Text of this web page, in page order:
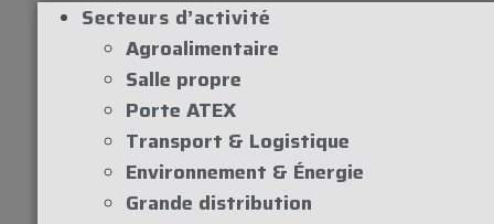
Secteurs d’activité
Agroalimentaire
Salle propre
Porte ATEX
Transport & Logistique
Environnement & Énergie
Grande distribution